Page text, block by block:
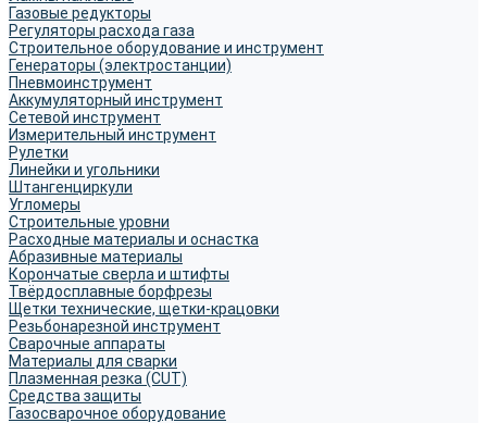
Газовые редукторы
Регуляторы расхода газа
Строительное оборудование и инструмент
Генераторы (электростанции)
Пневмоинструмент
Аккумуляторный инструмент
Сетевой инструмент
Измерительный инструмент
Рулетки
Линейки и угольники
Штангенциркули
Угломеры
Строительные уровни
Расходные материалы и оснастка
Абразивные материалы
Корончатые сверла и штифты
Твёрдосплавные борфрезы
Щетки технические, щетки-крацовки
Резьбонарезной инструмент
Сварочные аппараты
Материалы для сварки
Плазменная резка (CUT)
Средства защиты
Газосварочное оборудование